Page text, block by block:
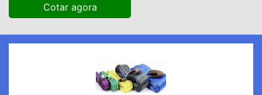
Cotar agora